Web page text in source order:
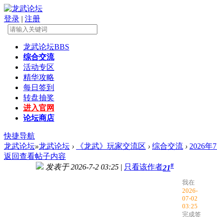
登录 | 注册
龙武论坛BBS
综合交流
活动专区
精华攻略
每日签到
转盘抽奖
进入官网
论坛商店
快捷导航
龙武论坛»龙武论坛 › 《龙武》玩家交流区 › 综合交流 › 2026年
返回查看帖子内容
发表于 2026-7-2 03:25 | 只看该作者21#
我在
2026-
07-02
03:25
完成签